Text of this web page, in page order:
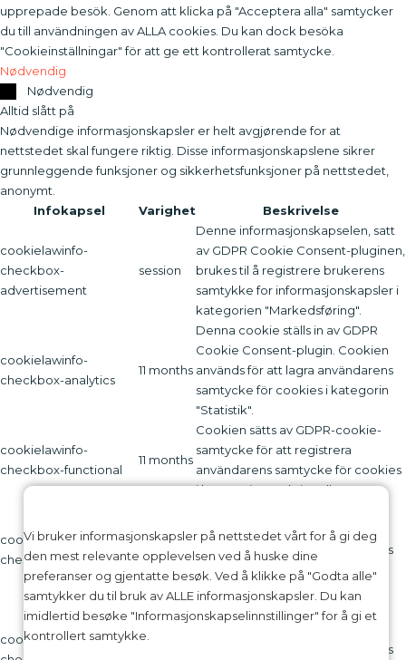
Vi bruker informasjonskapsler på nettstedet vårt for å gi deg
den mest relevante opplevelsen ved å huske dine
preferanser og gjentatte besøk. Ved å klikke på "Godta alle"
samtykker du til bruk av ALLE informasjonskapsler. Du kan
imidlertid besøke "Informasjonskapselinnstillinger" for å gi et
kontrollert samtykke.
upprepade besök. Genom att klicka på "Acceptera alla" samtycker
du till användningen av ALLA cookies. Du kan dock besöka
"Cookieinställningar" för att ge ett kontrollerat samtycke.
Nødvendig
Nødvendig
Alltid slått på
Nødvendige informasjonskapsler er helt avgjørende for at
nettstedet skal fungere riktig. Disse informasjonskapslene sikrer
grunnleggende funksjoner og sikkerhetsfunksjoner på nettstedet,
anonymt.
Infokapsel
Varighet Beskrivelse
cookielawinfo-
checkbox-
advertisement
session
Denne informasjonskapselen, satt
av GDPR Cookie Consent-pluginen,
brukes til å registrere brukerens
samtykke for informasjonskapsler i
kategorien "Markedsføring".
cookielawinfo-
checkbox-analytics
11 months
Denna cookie ställs in av GDPR
Cookie Consent-plugin. Cookien
används för att lagra användarens
samtycke för cookies i kategorin
"Statistik".
cookielawinfo-
checkbox-functional
11 months
Cookien sätts av GDPR-cookie-
samtycke för att registrera
användarens samtycke för cookies
i kategorin "Funktionell".
cookielawinfo-
checkbox-necessary
11 months
Cookie Consent-plugin. Cookies
används för att lagra användarens
samtycke för cookies i kategorin
"Nödvändigt".
cookielawinfo-
Denna cookie ställs in av GDPR
används för att lagra användarens